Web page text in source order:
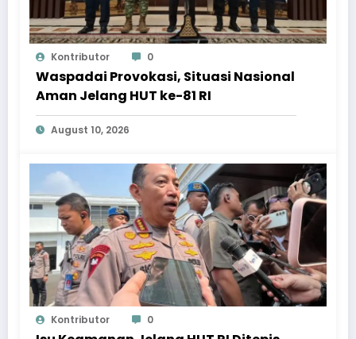
Kontributor 0
Waspadai Provokasi, Situasi Nasional
Aman Jelang HUT ke-81 RI
August 10, 2026
Kontributor 0